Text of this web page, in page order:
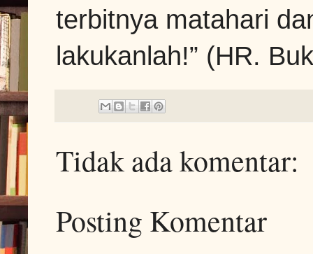
terbitnya matahari
lakukanlah!” (HR.
Tidak ada komentar:
Posting Komentar